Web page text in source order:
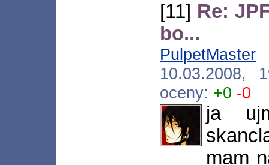
[11] Re:
bo...
PulpetMaster
10.03.2008,
oceny: +0 -0
ja
mam